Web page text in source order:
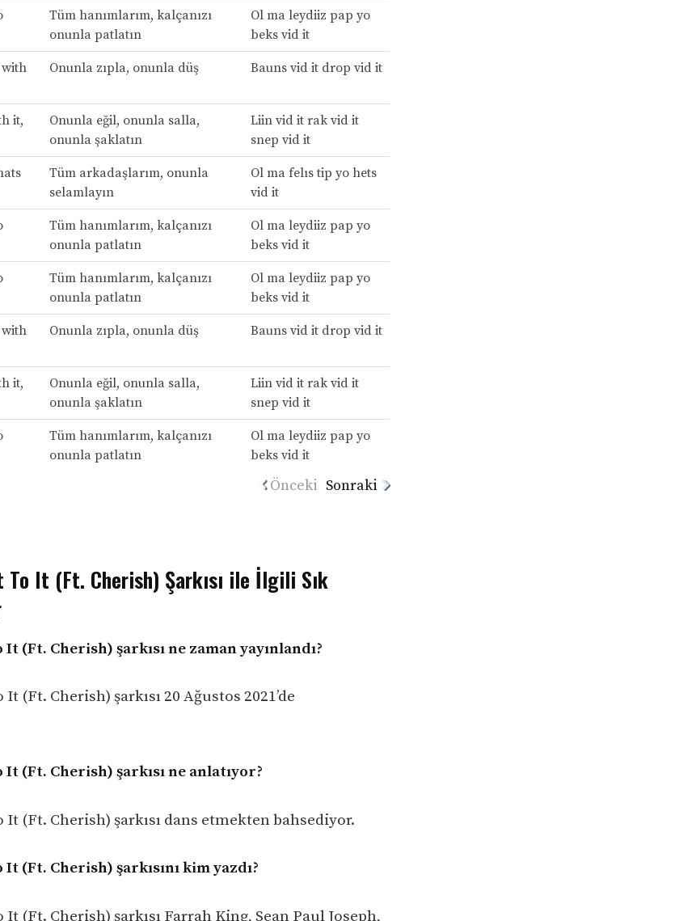
Tüm hanımlarım, kalçanızı
onunla patlatın
Ol ma leydiiz pap yo
beks vid it
Onunla zıpla, onunla düş Bauns vid it drop vid it
it,
Onunla eğil, onunla salla,
onunla şaklatın
Liin vid it rak vid it
snep vid it
Tüm arkadaşlarım, onunla
selamlayın
Ol ma felıs tip yo hets
vid it
Tüm hanımlarım, kalçanızı
onunla patlatın
Ol ma leydiiz pap yo
beks vid it
Tüm hanımlarım, kalçanızı
onunla patlatın
Ol ma leydiiz pap yo
beks vid it
Onunla zıpla, onunla düş Bauns vid it drop vid it
it,
Onunla eğil, onunla salla,
onunla şaklatın
Liin vid it rak vid it
snep vid it
Tüm hanımlarım, kalçanızı
onunla patlatın
Ol ma leydiiz pap yo
beks vid it
Önceki Sonraki
To It (Ft. Cherish) Şarkısı ile İlgili Sık
It (Ft. Cherish) şarkısı ne zaman yayınlandı?
(Ft. Cherish) şarkısı 20 Ağustos 2021’de
It (Ft. Cherish) şarkısı ne anlatıyor?
It (Ft. Cherish) şarkısı dans etmekten bahsediyor.
It (Ft. Cherish) şarkısını kim yazdı?
It (Ft. Cherish) şarkısı Farrah King, Sean Paul Joseph,